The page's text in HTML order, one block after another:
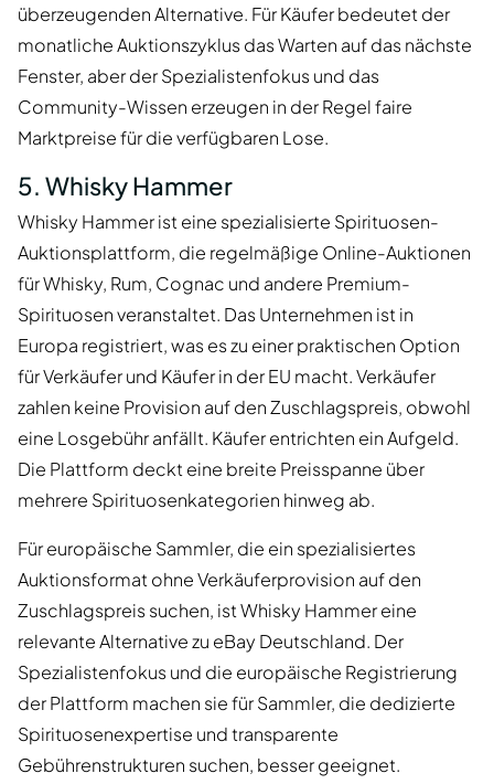
überzeugenden Alternative. Für Käufer bedeutet der
monatliche Auktionszyklus das Warten auf das nächste
Fenster, aber der Spezialistenfokus und das
Community-Wissen erzeugen in der Regel faire
Marktpreise für die verfügbaren Lose.
5. Whisky Hammer
Whisky Hammer ist eine spezialisierte Spirituosen-
Auktionsplattform, die regelmäßige Online-Auktionen
für Whisky, Rum, Cognac und andere Premium-
Spirituosen veranstaltet. Das Unternehmen ist in
Europa registriert, was es zu einer praktischen Option
für Verkäufer und Käufer in der EU macht. Verkäufer
zahlen keine Provision auf den Zuschlagspreis, obwohl
eine Losgebühr anfällt. Käufer entrichten ein Aufgeld.
Die Plattform deckt eine breite Preisspanne über
mehrere Spirituosenkategorien hinweg ab.
Für europäische Sammler, die ein spezialisiertes
Auktionsformat ohne Verkäuferprovision auf den
Zuschlagspreis suchen, ist Whisky Hammer eine
relevante Alternative zu eBay Deutschland. Der
Spezialistenfokus und die europäische Registrierung
der Plattform machen sie für Sammler, die dedizierte
Spirituosenexpertise und transparente
Gebührenstrukturen suchen, besser geeignet.